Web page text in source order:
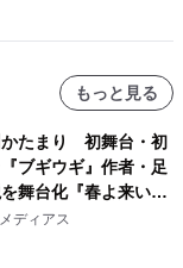
もっと見る
かたまり 初舞台・初
ブギウギ』作者・足
舞台化『春よ来い、
ビジュアル解禁！
ディアス